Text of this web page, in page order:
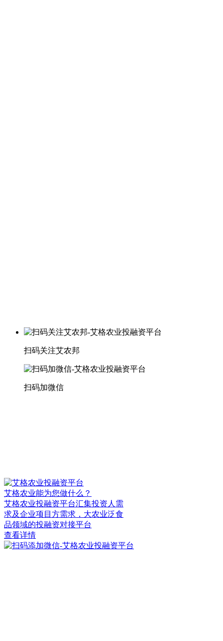
扫码关注艾农邦
扫码加微信
艾格农业能为您做什么？
艾格农业投融资平台汇集投资人需
求及企业项目方需求，大农业泛食
品领域的投融资对接平台
查看详情